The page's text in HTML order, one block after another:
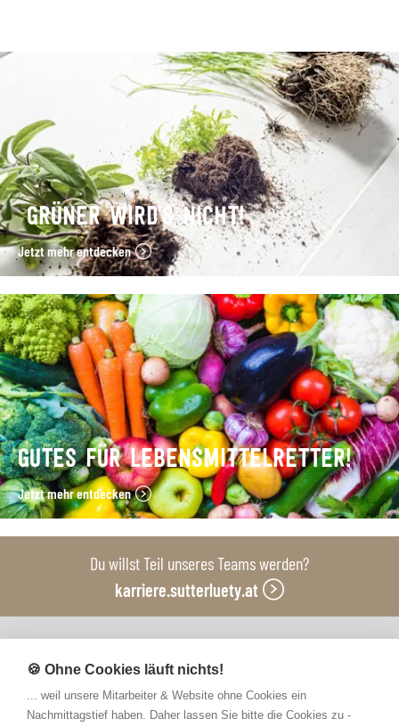
GRÜNER WIRD’S NICHT!
Jetzt mehr entdecken
GUTES FÜR LEBENSMITTELRETTER!
Jetzt mehr entdecken
Du willst Teil unseres Teams werden?
karriere.sutterluety.at
Unsere Produktionsbetriebe
🍪 Ohne Cookies läuft nichts!
... weil unsere Mitarbeiter & Website ohne Cookies ein
Nachmittagstief haben. Daher lassen Sie bitte die Cookies zu -